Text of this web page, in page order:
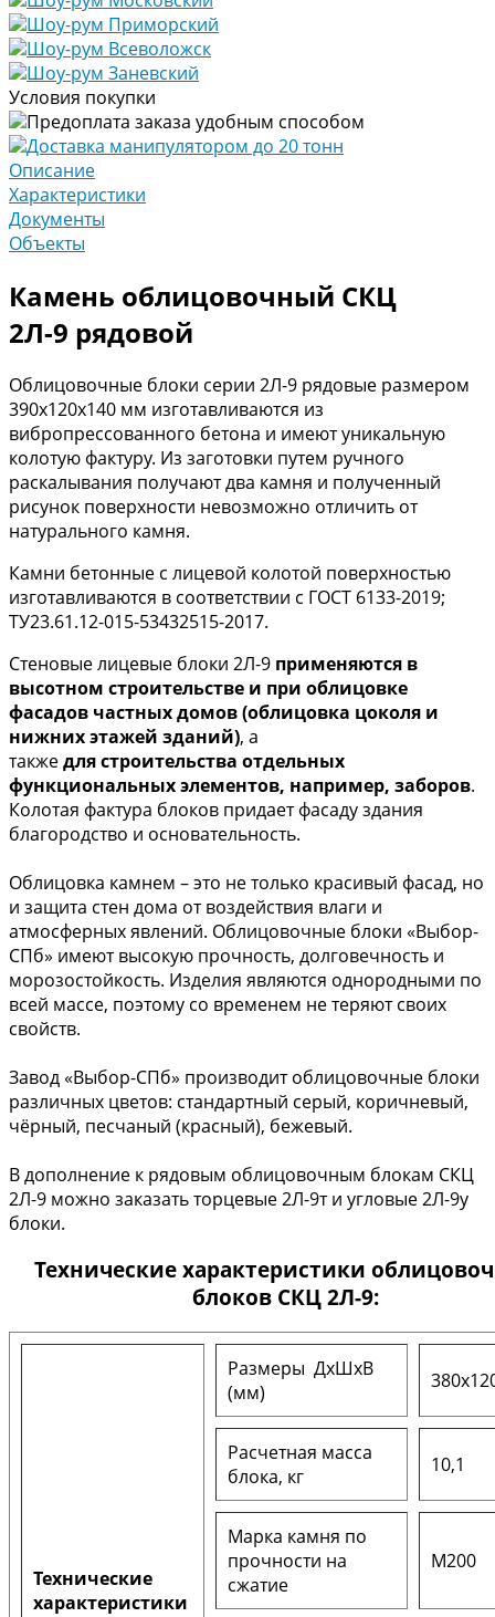
Шоу-рум Приморский
Шоу-рум Всеволожск
Шоу-рум Заневский
Условия покупки
Предоплата заказа удобным способом
Доставка манипулятором до 20 тонн
Описание
Характеристики
Документы
Объекты
Камень облицовочный СКЦ
2Л-9 рядовой
Облицовочные блоки серии 2Л-9 рядовые размером
390х120х140 мм изготавливаются из
вибропрессованного бетона и имеют уникальную
колотую фактуру. Из заготовки путем ручного
раскалывания получают два камня и полученный
рисунок поверхности невозможно отличить от
натурального камня.
Камни бетонные с лицевой колотой поверхностью
изготавливаются в соответствии с ГОСТ 6133-2019;
ТУ23.61.12-015-53432515-2017.
Стеновые лицевые блоки 2Л-9 применяются в
высотном строительстве и при облицовке
фасадов частных домов (облицовка цоколя и
нижних этажей зданий), а
такжедля строительства отдельных
функциональных элементов, например, заборов.
Колотая фактура блоков придает фасаду здания
благородство и основательность.
Облицовка камнем – это не только красивый фасад, но
и защита стен дома от воздействия влаги и
атмосферных явлений. Облицовочные блоки «Выбор-
СПб» имеют высокую прочность, долговечность и
морозостойкость. Изделия являются однородными по
всей массе, поэтому со временем не теряют своих
свойств.
Завод «Выбор-СПб» производит облицовочные блоки
различных цветов: стандартный серый, коричневый,
чёрный, песчаный (красный), бежевый.
В дополнение к рядовым облицовочным блокам СКЦ
2Л-9 можно заказать торцевые 2Л-9т и угловые 2Л-9у
блоки.
Технические характеристики
блоков СКЦ 2Л-9:
Технические
характеристики
Размеры ДxШxВ
(мм)
Расчетная масса
блока, кг
10,1
Марка камня по
прочности на
сжатие
М200